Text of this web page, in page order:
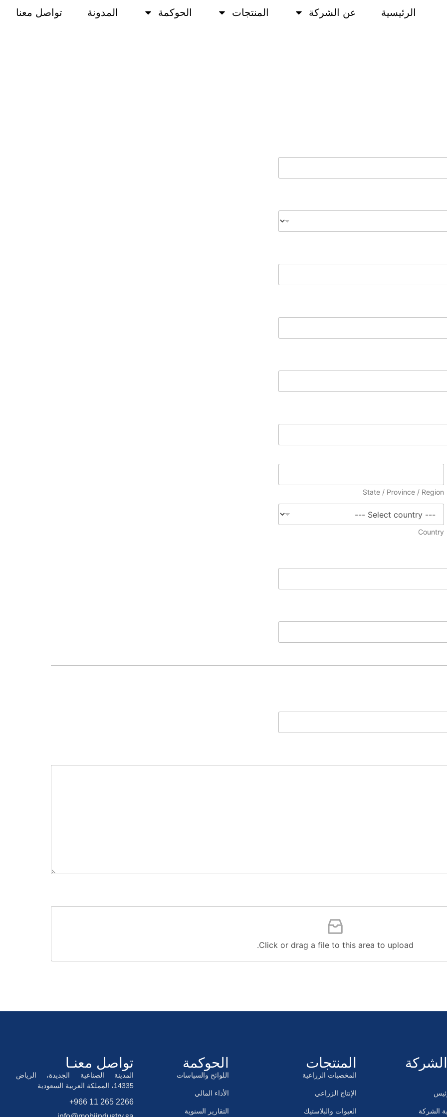
الرئيسية عن الشركة المنتجات الحوكمة المدونة تواصل معنا
State / Province / Region
Country
Click or drag a file to this area to upload.
الشركة
المنتجات
المخصبات الزراعية
الإنتاج الزراعي
العبوات والبلاستيك
الحوكمة
اللوائح والسياسات
الأداء المالي
التقارير السنوية
تواصل معنـا
المدينة الصناعية الجديدة، الرياض
14335، المملكة العربية السعودية
+966 11 265 2266